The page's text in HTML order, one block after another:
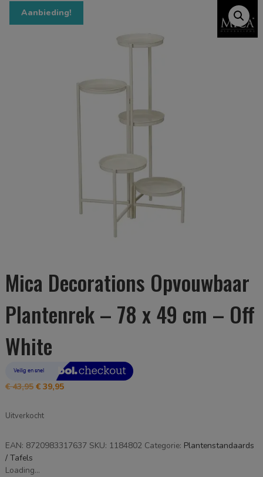
Aanbieding!
Mica Decorations Opvouwbaar
Plantenrek – 78 x 49 cm – Off
White
€43,95 Oorspronkelijke
was:
€39,95Huidige
Uitverkocht
EAN: 8720983317637 SKU: 1184802 Categorie: Plantenstandaards
/ Tafels
Loading...